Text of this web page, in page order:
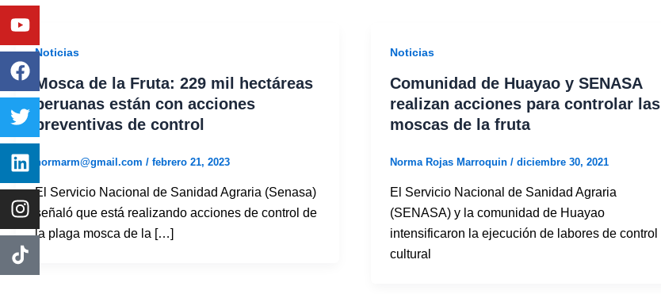
Noticias
Mosca de la Fruta: 229 mil hectáreas
peruanas están con acciones
preventivas de control
normarm@gmail.com / febrero 21, 2023
El Servicio Nacional de Sanidad Agraria (Senasa)
señaló que está realizando acciones de control de
la plaga mosca de la […]
Noticias
Comunidad de Huayao y SENASA
realizan acciones para controlar las
moscas de la fruta
Norma Rojas Marroquin / diciembre 30, 2021
El Servicio Nacional de Sanidad Agraria
(SENASA) y la comunidad de Huayao
intensificaron la ejecución de labores de control
cultural
Youtube
Facebook
Twitter
Linkedin
Instagram